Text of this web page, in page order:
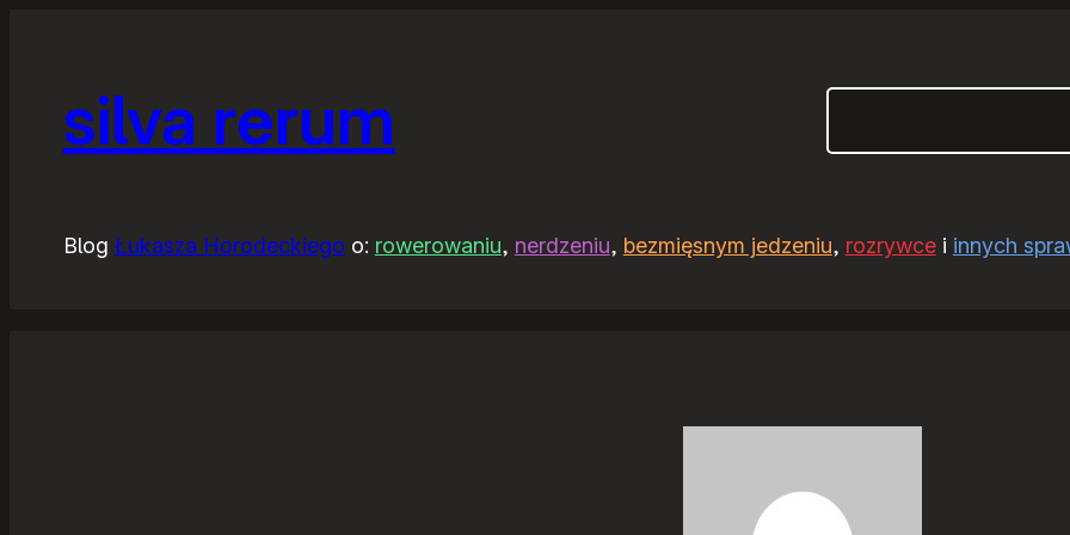
silva rerum
Blog Łukasza Horodeckiego o: rowerowaniu, nerdzeniu, bezmięsnym jedzeniu, rozrywcei innych